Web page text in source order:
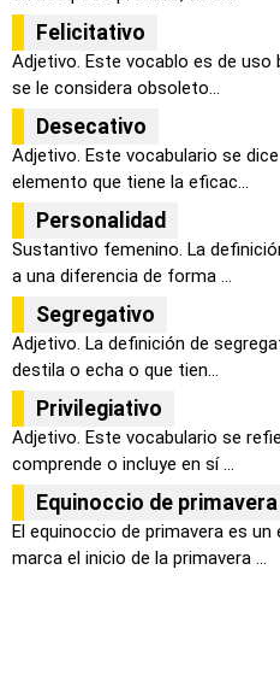
Felicitativo
Adjetivo. Este vocablo es de
se le considera obsoleto...
Desecativo
Adjetivo. Este vocabulario se
elemento que tiene la eficac...
Personalidad
Sustantivo femenino. La
a una diferencia de forma ...
Segregativo
Adjetivo. La definición de
destila o echa o que tien...
Privilegiativo
Adjetivo. Este vocabulario se
comprende o incluye en sí ...
Equinoccio de primavera
El equinoccio de primavera es
marca el inicio de la primavera ...